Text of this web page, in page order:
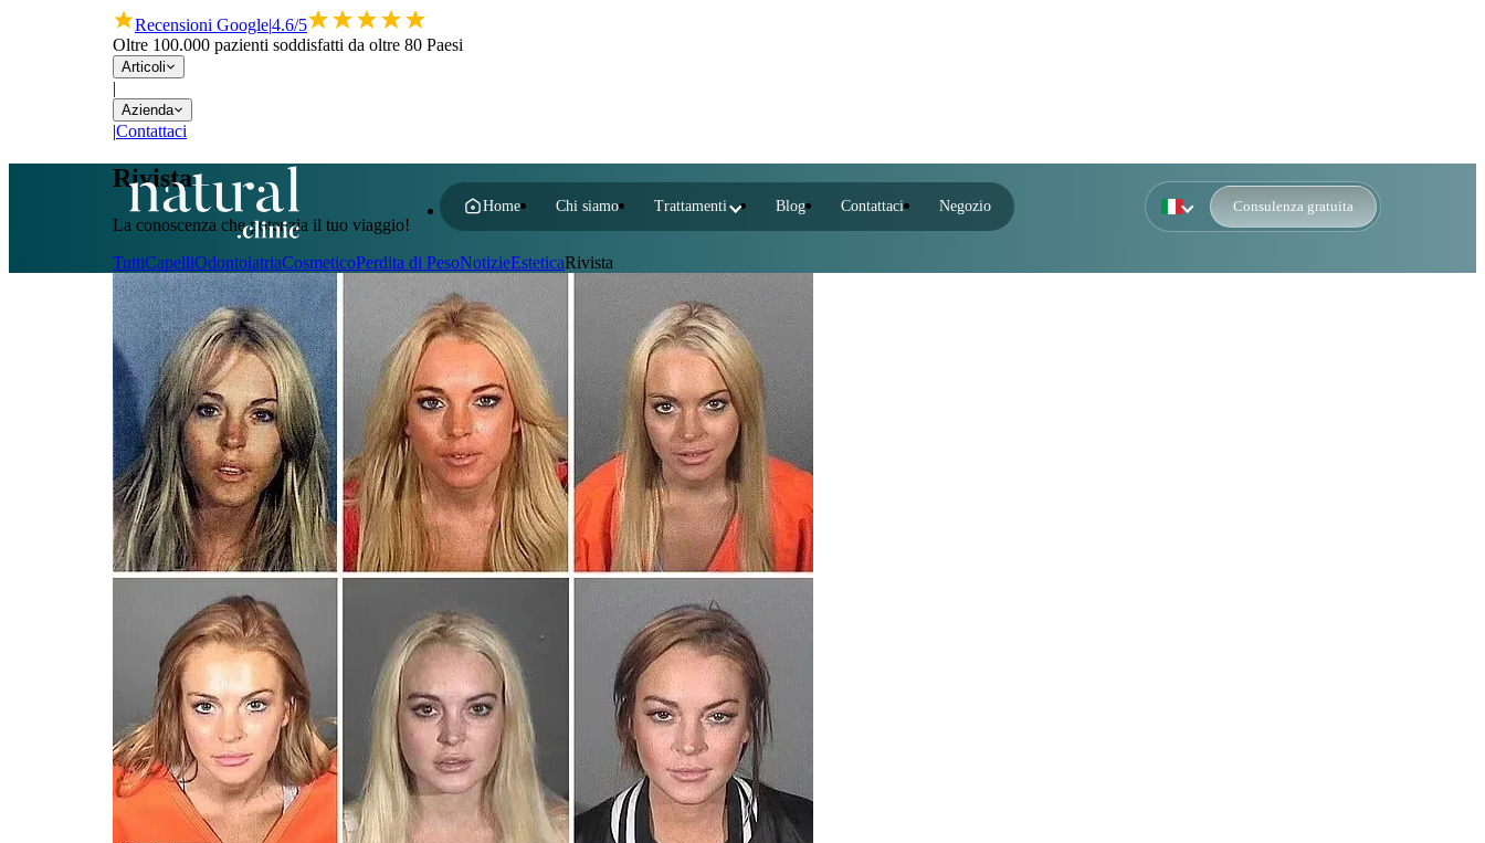
Recensioni Google|4.6/5
Oltre 100.000 pazienti soddisfatti da oltre 80 Paesi
Articoli
|
Azienda
|Contattaci
Home Chi siamo Trattamenti Blog Contattaci Negozio Consulenza gratuita
Rivista
La conoscenza che potenzia il tuo viaggio!
TuttiCapelliOdontoiatriaCosmeticoPerdita di PesoNotizieEsteticaRivista